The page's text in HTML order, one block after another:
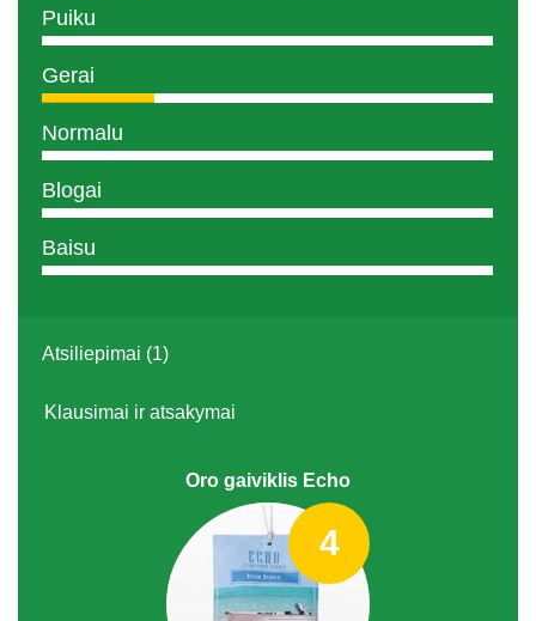
Puiku
Gerai
Normalu
Blogai
Baisu
Atsiliepimai (1)
Klausimai ir atsakymai
Oro gaiviklis Echo
4